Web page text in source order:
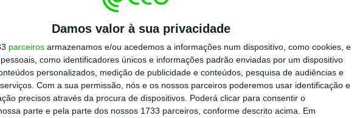
Damos valor à sua privacidade
parceiros armazenamos e/ou acedemos a informações num dispositivo, como cookies, e
como identificadores únicos e informações padrão enviadas por um dispositivo
personalizados, medição de publicidade e conteúdos, pesquisa de audiências e
Com a sua permissão, nós e os nossos parceiros poderemos usar identificação e
precisos através da procura de dispositivos. Poderá clicar para consentir o
parte e pela parte dos nossos 1733 parceiros, conforme descrito acima. Em
2% dos trabalhadores do setor financeiro. E quanto aos ativos as
os 10%.
de Londres continuaria a ser a primeira da Europa e os danos seriam
no curto e médio prazo) do que o estimado. Outra explicação
mercados e as instituições, no fundo, não acreditam num Brexit sem